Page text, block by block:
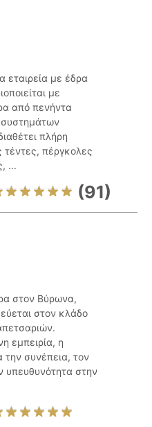
εταιρεία με έδρα
με
από πενήντα
πλήρη
πέργκολες
...
(91)
στον Βύρωνα,
στον κλάδο
εμπειρία, η
την συνέπεια, τον
υπευθυνότητα στην